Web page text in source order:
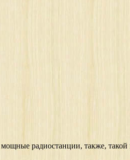
радиостанции, также,